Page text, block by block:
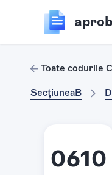
Toate codurile
SecțiuneaB
0610